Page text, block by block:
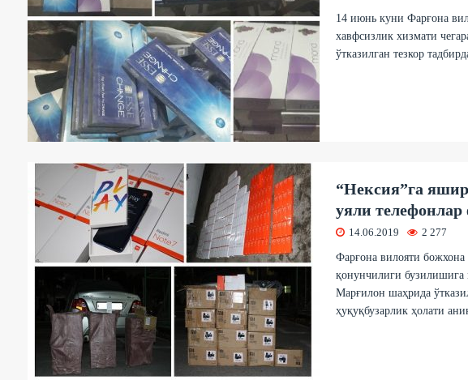
14 июнь куни Фарғона
хавфсизлик хизмати
ўтказилган тезкор
“Нексия”га
уяли
14.06.2019 2 277
Фарғона вилояти
қонунчилиги
Марғилон шаҳрида
ҳуқуқбузарлик ҳолати